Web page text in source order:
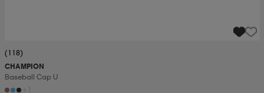
(118)
CHAMPION
Baseball Cap U